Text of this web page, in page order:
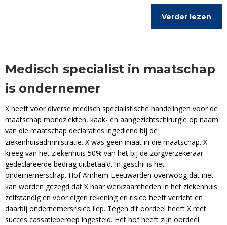
Verder lezen
Medisch specialist in maatschap
is ondernemer
X heeft voor diverse medisch specialistische handelingen voor de
maatschap mondziekten, kaak- en aangezichtschirurgie op naam
van die maatschap declaraties ingediend bij de
ziekenhuisadministratie. X was geen maat in die maatschap. X
kreeg van het ziekenhuis 50% van het bij de zorgverzekeraar
gedeclareerde bedrag uitbetaald. In geschil is het
ondernemerschap. Hof Arnhem-Leeuwarden overwoog dat niet
kan worden gezegd dat X haar werkzaamheden in het ziekenhuis
zelfstandig en voor eigen rekening en risico heeft verricht en
daarbij ondernemersrisico liep. Tegen dit oordeel heeft X met
succes cassatieberoep ingesteld. Het hof heeft zijn oordeel